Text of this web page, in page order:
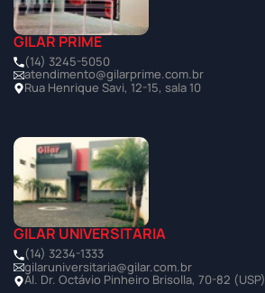
GILAR PRIME
(14) 3245-5050
atendimento@gilarprime.com.br
Rua Henrique Savi, 12-15, sala 10
GILAR UNIVERSITÁRIA
(14) 3234-1333
gilaruniversitaria@gilar.com.br
Al. Dr. Octávio Pinheiro Brisolla, 70-82 (USP)